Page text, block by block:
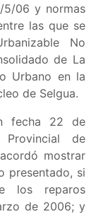
5/06 y normas
las que se
No
de La
Urbano en la
de Selgua.
fecha 22 de
de
mostrar
presentado, si
los reparos
de 2006; y